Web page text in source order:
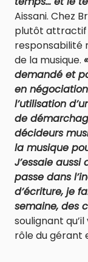
Aissani. Chez
plutôt attractif
responsabilité
de la musique.
demandé et
en
l’utilisation
de
décideurs
la musique
J’essaie
passe dans
d’écriture, je
semaine, des
soulignant
rôle du gérant